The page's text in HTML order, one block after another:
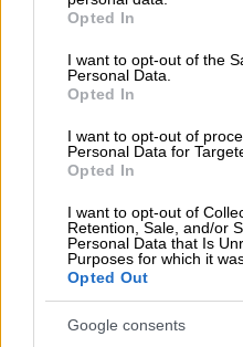
grant or deny consent to
use your data for below
consent section.
Opted In
I want to opt-out of the
Personal Data.
Opted In
I want to opt-out of
Personal Data for
Opted In
I want to opt-out of
Retention, Sale, and/or
Personal Data that Is
Purposes for which it
Opted Out
Google consents
κοινωνικής
με αφορμή ένα
σκύλων είχε
του Ηρακλείου.
Οι κατηγορίες
Ο ιερέας
του, πως προέτρεπε
σκύλων και
καταθέτουν μήνυση
συλλαμβάνεται από